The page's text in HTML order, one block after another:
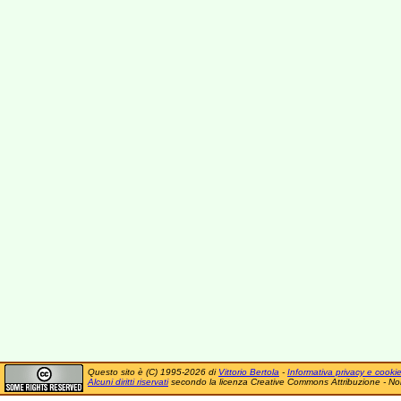
Questo sito è (C) 1995-2026 di Vittorio Bertola - Informativa privacy e cookie
Alcuni diritti riservatisecondo la licenza Creative Commons Attribuzione -